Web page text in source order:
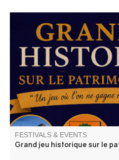
Annot : le patrimoine en
autrement ! "Le seul jeu où
rien à gagner!
FESTIVALS & EVENTS
Grand jeu historique sur le